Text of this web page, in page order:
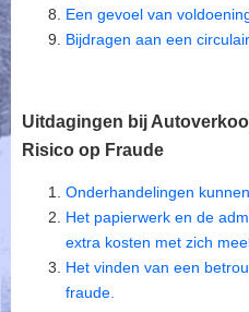
Een gevoel van
Bijdragen aan een
Uitdagingen bij
Risico op Fraude
Onderhandelingen
Het papierwerk en de
extra kosten met zich
Het vinden van een
fraude.